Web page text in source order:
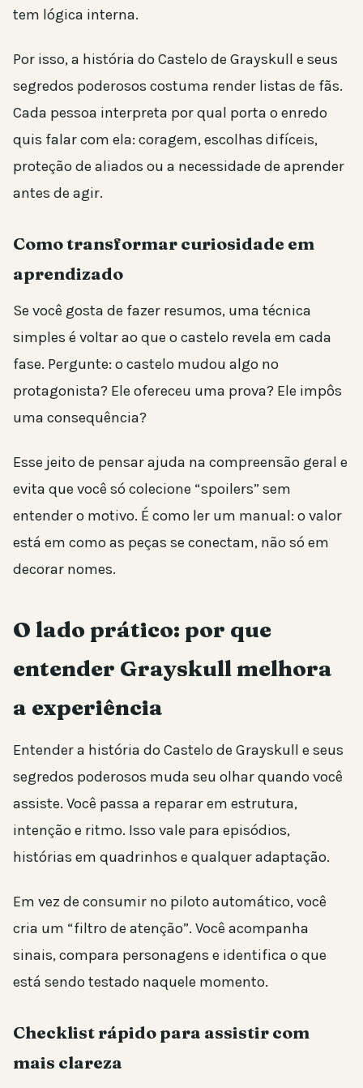
tem lógica interna.
Por isso, a história do Castelo de Grayskull e seus
segredos poderosos costuma render listas de fãs.
Cada pessoa interpreta por qual porta o enredo
quis falar com ela: coragem, escolhas difíceis,
proteção de aliados ou a necessidade de aprender
antes de agir.
Como transformar curiosidade em
aprendizado
Se você gosta de fazer resumos, uma técnica
simples é voltar ao que o castelo revela em cada
fase. Pergunte: o castelo mudou algo no
protagonista? Ele ofereceu uma prova? Ele impôs
uma consequência?
Esse jeito de pensar ajuda na compreensão geral e
evita que você só colecione “spoilers” sem
entender o motivo. É como ler um manual: o valor
está em como as peças se conectam, não só em
decorar nomes.
O lado prático: por que
entender Grayskull melhora
a experiência
Entender a história do Castelo de Grayskull e seus
segredos poderosos muda seu olhar quando você
assiste. Você passa a reparar em estrutura,
intenção e ritmo. Isso vale para episódios,
histórias em quadrinhos e qualquer adaptação.
Em vez de consumir no piloto automático, você
cria um “filtro de atenção”. Você acompanha
sinais, compara personagens e identifica o que
está sendo testado naquele momento.
Checklist rápido para assistir com
mais clareza